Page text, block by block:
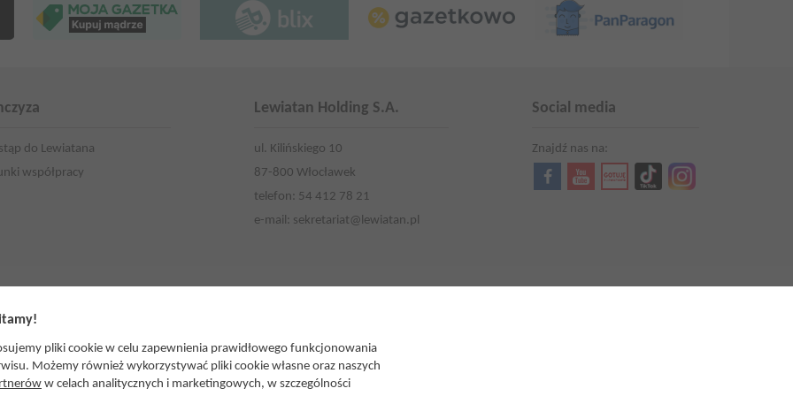
do Lewiatana
współpracy
Lewiatan Holding S.A.
ul. Kilińskiego 10
87-800 Włocławek
telefon: 54 412 78 21
e-mail: sekretariat@lewiatan.pl
Social media
Znajdź nas na:
Lublin (Stowarzyszenie Razem)
Małopolska
Lewiatan Podlasie
Lewiatan Północ
pliki cookie w celu zapewnienia prawidłowego funkcjonowania
Możemy również wykorzystywać pliki cookie własne oraz naszych
w celach analitycznych i marketingowych, w szczególności